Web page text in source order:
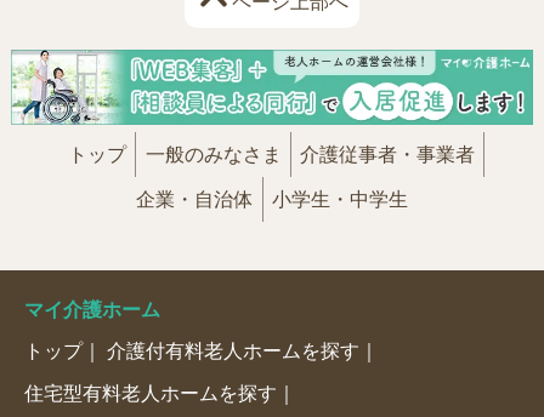
トップ 一般のみなさま 介護従事者・事業者
企業・自治体 小学生・中学生
マイ介護ホーム
トップ 介護付有料老人ホームを探す
住宅型有料老人ホームを探す